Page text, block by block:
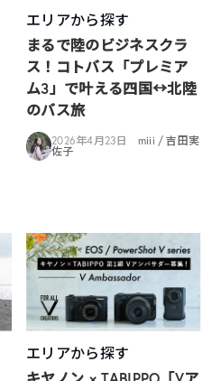
エリアから探す
まるで陸のビジネスクラ
ス！コトバス「プレミア
ム3」で叶える四国↔︎北陸
のバス旅
2026年4月23日
miii / 吉田実
佐子
エリアから探す